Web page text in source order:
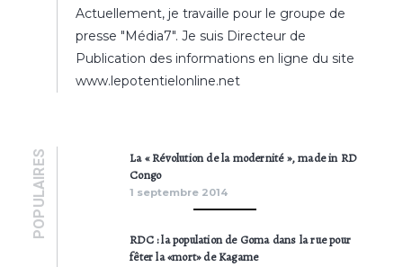
Actuellement, je travaille pour le groupe de
presse "Média7". Je suis Directeur de
Publication des informations en ligne du site
www.lepotentielonline.net
POPULAIRES
La « Révolution de la modernité », made in RD
Congo
1 septembre 2014
RDC : la population de Goma dans la rue pour
fêter la «mort» de Kagame